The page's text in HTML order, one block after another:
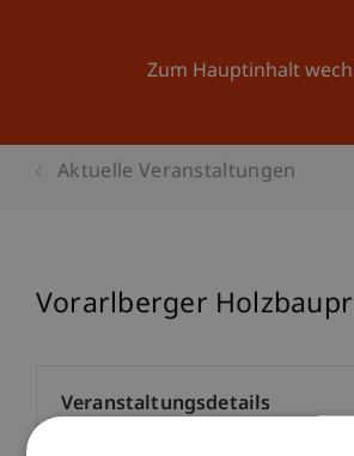
Zum Hauptinhalt
Aktuelle Veranstaltungen
Vorarlberger
Veranstaltungsdetails